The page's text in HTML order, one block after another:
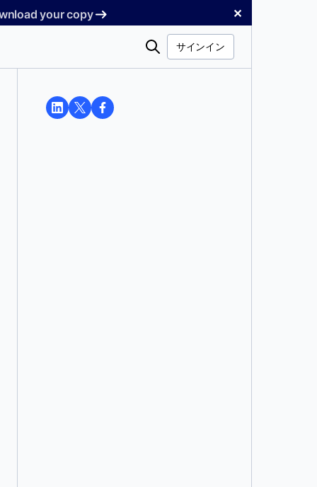
your copy ✕
検
サインイン